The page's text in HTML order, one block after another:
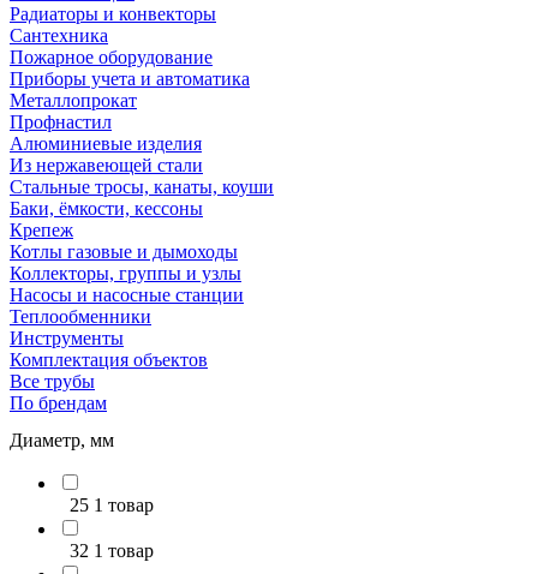
Радиаторы и конвекторы
Сантехника
Пожарное оборудование
Приборы учета и автоматика
Металлопрокат
Профнастил
Алюминиевые изделия
Из нержавеющей стали
Стальные тросы, канаты, коуши
Баки, ёмкости, кессоны
Крепеж
Котлы газовые и дымоходы
Коллекторы, группы и узлы
Насосы и насосные станции
Теплообменники
Инструменты
Комплектация объектов
Все трубы
По брендам
Диаметр, мм
25 1 товар
32 1 товар